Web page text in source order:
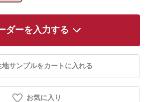
ダーを入力する
地サンプルをカートに入れる
お気に入り